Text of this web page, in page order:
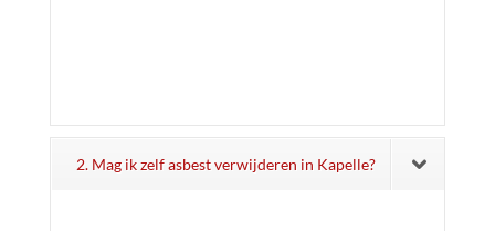
2. Mag ik zelf asbest verwijderen in Kapelle?